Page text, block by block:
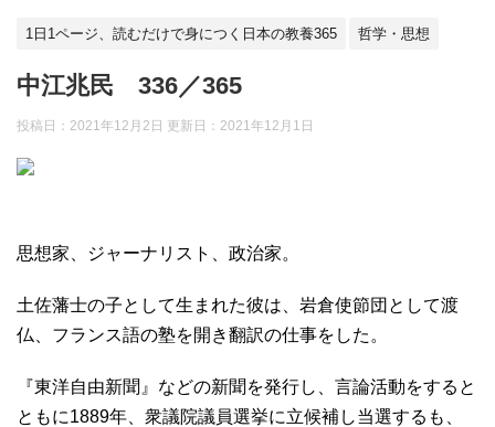
1日1ページ、読むだけで身につく日本の教養365 哲学・思想
中江兆民 336／365
投稿日：2021年12月2日 更新日： 2021年12月1日
思想家、ジャーナリスト、政治家。
土佐藩士の子として生まれた彼は、岩倉使節団として渡
仏、フランス語の塾を開き翻訳の仕事をした。
『東洋自由新聞』などの新聞を発行し、言論活動をすると
ともに1889年、衆議院議員選挙に立候補し当選するも、